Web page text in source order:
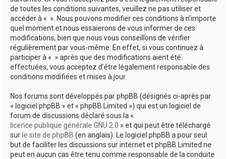
de toutes les conditions suivantes, veuillez ne pas utiliser et
accéder à « ». Nous pouvons modifier ces conditions à n’importe
quel moment et nous essaierons de vous informer de ces
modifications, bien que nous vous conseillons de vérifier
régulièrement par vous-même. En effet, si vous continuez à
participer à « » après que des modifications aient été
effectuées, vous acceptez d’être légalement responsable des
conditions modifiées et mises à jour.
Nos forums sont développés par phpBB (désignés ci-après par
« logiciel phpBB » et « phpBB Limited ») qui est un logiciel de
forum de discussions déclaré sous la «
licence publique générale GNU 2.0 » et qui peut être téléchargé
sur le site de phpBB (en anglais). Le logiciel phpBB a pour seul
but de faciliter les discussions sur internet et phpBB Limited ne
peut en aucun cas être tenu comme responsable de la conduite